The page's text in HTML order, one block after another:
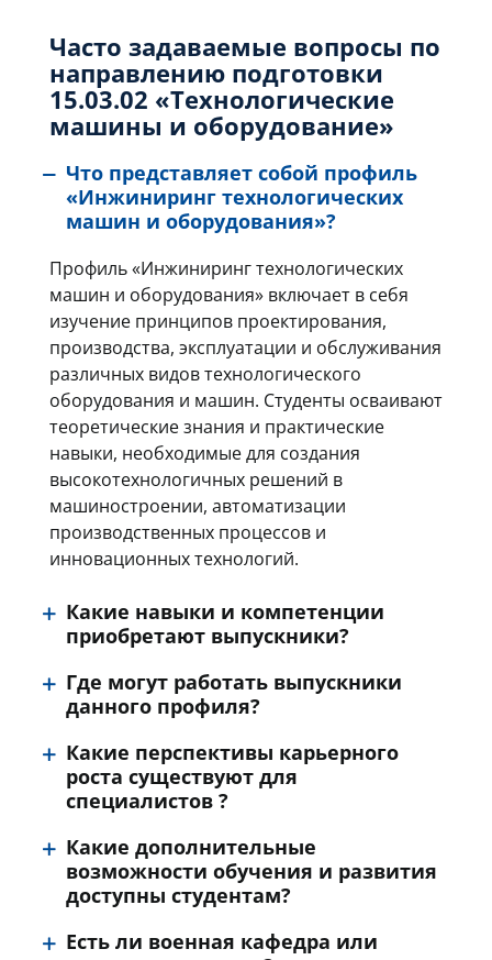
Часто задаваемые вопросы по
направлению подготовки
15.03.02 «Технологические
машины и оборудование»
Что представляет собой профиль
«Инжиниринг технологических
машин и оборудования»?
Профиль «Инжиниринг технологических
машин и оборудования» включает в себя
изучение принципов проектирования,
производства, эксплуатации и обслуживания
различных видов технологического
оборудования и машин. Студенты осваивают
теоретические знания и практические
навыки, необходимые для создания
высокотехнологичных решений в
машиностроении, автоматизации
производственных процессов и
инновационных технологий.
Какие навыки и компетенции
приобретают выпускники?
Где могут работать выпускники
данного профиля?
Какие перспективы карьерного
роста существуют для
специалистов ?
Какие дополнительные
возможности обучения и развития
доступны студентам?
Есть ли военная кафедра или